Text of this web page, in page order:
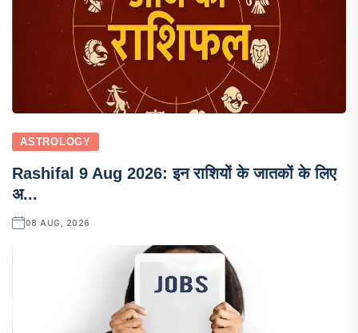
ASTROLOGY
Rashifal 9 Aug 2026: इन राशियों के जातकों के लिए
अ...
08 AUG, 2026